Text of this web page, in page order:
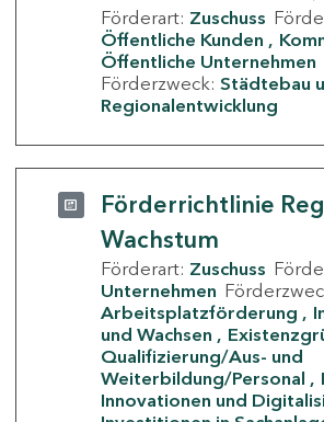
Förderart: Zuschuss
Öffentliche Kunden
Öffentliche Unternehmen
Förderzweck: Städtebau
Regionalentwicklung
Förderrichtlinie
Wachstum
Förderart: Zuschuss
Unternehmen
Arbeitsplatzförderung
und Wachsen
Qualifizierung/Aus- und
Weiterbildung/Personal
Innovationen und